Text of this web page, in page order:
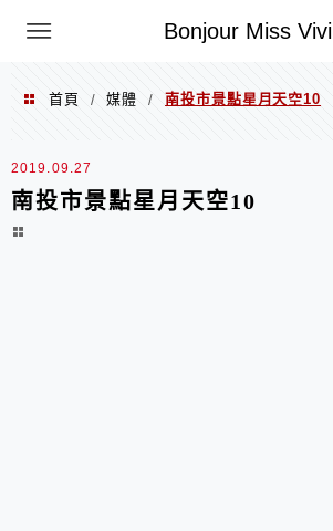
Bonjour Miss Vivi
選單
首頁 / 媒體 / 南投市景點星月天空10
2019.09.27
南投市景點星月天空10